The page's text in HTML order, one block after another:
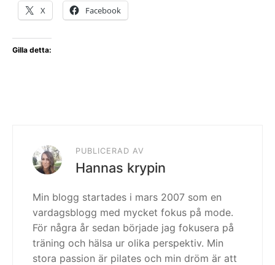
X Facebook
Gilla detta:
PUBLICERAD AV
Hannas krypin
Min blogg startades i mars 2007 som en
vardagsblogg med mycket fokus på mode.
För några år sedan började jag fokusera på
träning och hälsa ur olika perspektiv. Min
stora passion är pilates och min dröm är att